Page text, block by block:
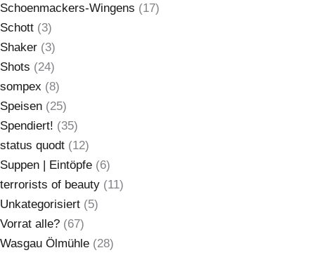
Schoenmackers-Wingens (17)
Schott (3)
Shaker (3)
Shots (24)
sompex (8)
Speisen (25)
Spendiert! (35)
status quodt (12)
Suppen | Eintöpfe (6)
terrorists of beauty (11)
Unkategorisiert (5)
Vorrat alle? (67)
Wasgau Ölmühle (28)